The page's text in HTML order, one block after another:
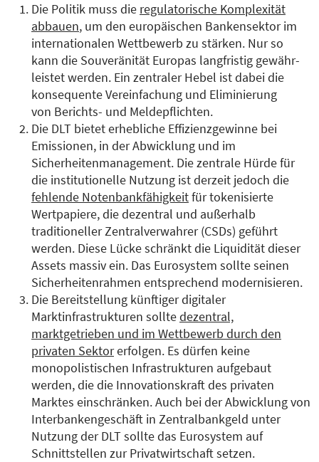
Die Politik muss die regulatorische Komplexität
abbauen, um den europäischen Bankensektor im
internationalen Wettbewerb zu stärken. Nur so
kann die Souveränität Europas langfristig gewähr­
leistet werden. Ein zentraler Hebel ist dabei die
konsequente Vereinfachung und Eliminierung
von Berichts- und Meldepflichten.
Die DLT bietet erhebliche Effizienzgewinne bei
Emissionen, in der Abwicklung und im
Sicherheitenmanagement. Die zentrale Hürde für
die institutionelle Nutzung ist derzeit jedoch die
fehlende Notenbankfähigkeitfür tokenisierte
Wertpapiere, die dezentral und außerhalb
traditioneller Zentralverwahrer (CSDs) geführt
werden. Diese Lücke schränkt die Liquidität dieser
Assets massiv ein. Das Eurosystem sollte seinen
Sicherheitenrahmen entsprechend modernisieren.
Die Bereitstellung künftiger digitaler
Marktinfrastrukturen solltedezentral,
marktgetrieben und im Wettbewerb durch den
privaten Sektorerfolgen. Es dürfen keine
monopolistischen Infrastrukturen aufgebaut
werden, die die Innovationskraft des privaten
Marktes einschränken. Auch bei der Abwicklung von
Interbankengeschäft in Zentralbankgeld unter
Nutzung der DLT sollte das Eurosystem auf
Schnittstellen zur Privatwirtschaft setzen.